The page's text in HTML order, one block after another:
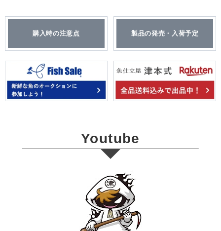
購入時の注意点 製品の発売・入荷予定
Youtube